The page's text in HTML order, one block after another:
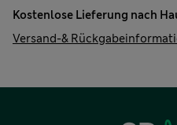
Kostenlose Lieferung nach
Versand-&